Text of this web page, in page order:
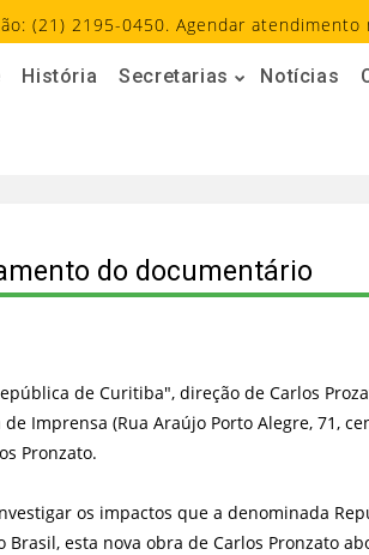
(21) 2195-0450. Agendar
História Secretarias Notícias
do documentário
de Curitiba", direção de Carlos
de Imprensa (Rua Araújo Porto Alegre, 71,
Pronzato.
os impactos que a denominada
esta nova obra de Carlos Pronzato